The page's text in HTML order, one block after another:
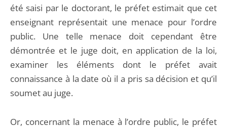
été saisi par le doctorant, le préfet estimait que cet
enseignant représentait une menace pour l’ordre
public. Une telle menace doit cependant être
démontrée et le juge doit, en application de la loi,
examiner les éléments dont le préfet avait
connaissance à la date où il a pris sa décision et qu’il
soumet au juge.
Or, concernant la menace à l’ordre public, le préfet